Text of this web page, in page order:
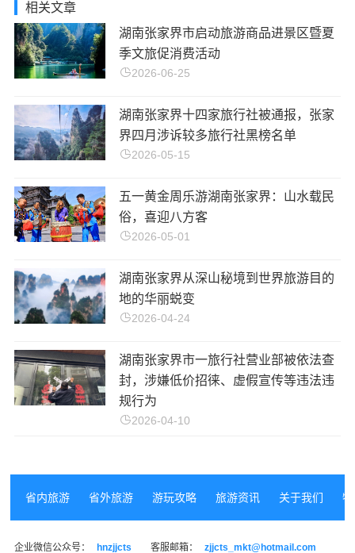
相关文章
湖南张家界市启动旅游商品进景区暨夏
季文旅促消费活动
2026-06-25
湖南张家界十四家旅行社被通报，张家
界四月涉诉较多旅行社黑榜名单
2026-05-15
五一黄金周乐游湖南张家界：山水载民
俗，喜迎八方客
2026-05-01
湖南张家界从深山秘境到世界旅游目的
地的华丽蜕变
2026-04-24
湖南张家界市一旅行社营业部被依法查
封，涉嫌低价招徕、虚假宣传等违法违
规行为
2026-04-10
省内旅游 省外旅游 游玩攻略 旅游资讯 关于我们
企业微信公众号： hnzjjcts 客服邮箱： zjjcts_mkt@hotmail.com